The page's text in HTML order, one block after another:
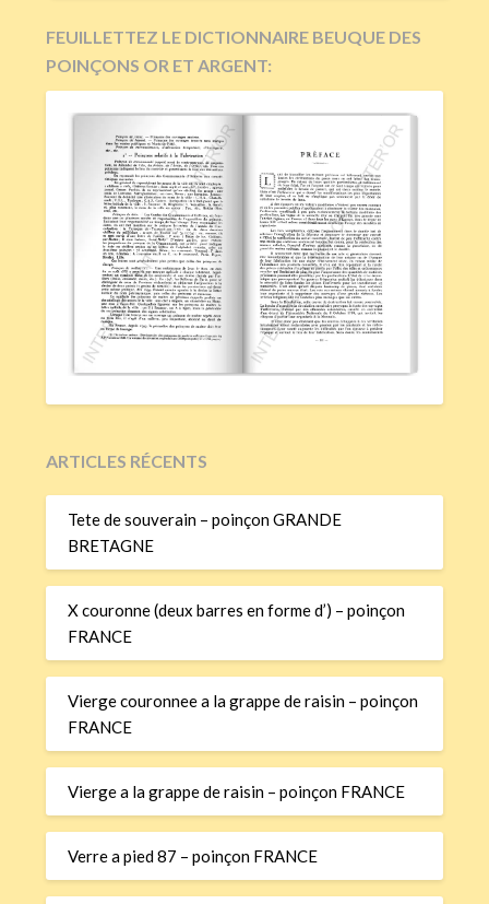
FEUILLETTEZ LE DICTIONNAIRE BEUQUE DES
POINÇONS OR ET ARGENT:
ARTICLES RÉCENTS
Tete de souverain – poinçon GRANDE
BRETAGNE
X couronne (deux barres en forme d’) – poinçon
FRANCE
Vierge couronnee a la grappe de raisin – poinçon
FRANCE
Vierge a la grappe de raisin – poinçon FRANCE
Verre a pied 87 – poinçon FRANCE